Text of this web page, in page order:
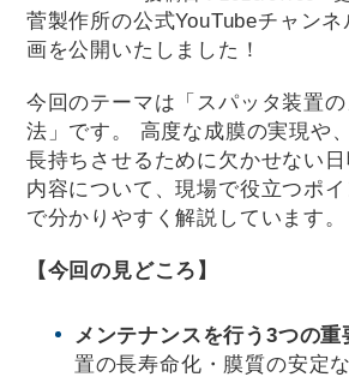
菅製作所の公式YouTubeチャン
画を公開いたしました！
今回のテーマは「スパッタ装置
法」です。 高度な成膜の実現や
長持ちさせるために欠かせない
内容について、現場で役立つポ
で分かりやすく解説しています。
【今回の見どころ】
メンテナンスを行う3つの重
置の長寿命化・膜質の安定な